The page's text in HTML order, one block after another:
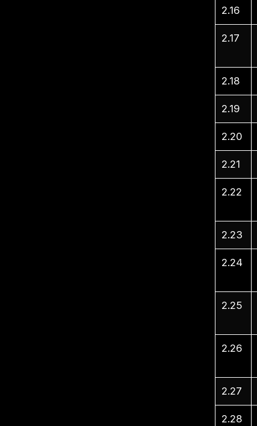
2.16
2.17
2.18
2.19
2.20
2.21
2.22
2.23
2.24
2.25
2.26
2.27
2.28